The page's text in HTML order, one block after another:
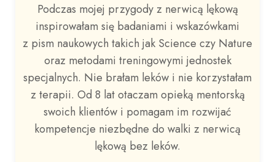
Podczas mojej przygody z nerwicą lękową
inspirowałam się badaniami i wskazówkami
z pism naukowych takich jak Science czy Nature
oraz metodami treningowymi jednostek
specjalnych. Nie brałam leków i nie korzystałam
z terapii. Od 8 lat otaczam opieką mentorską
swoich klientów i pomagam im rozwijać
kompetencje niezbędne do walki z nerwicą
lękową bez leków.